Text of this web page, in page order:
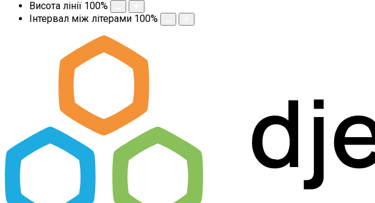
Висота лінії 100%
Інтервал між літерами 100%